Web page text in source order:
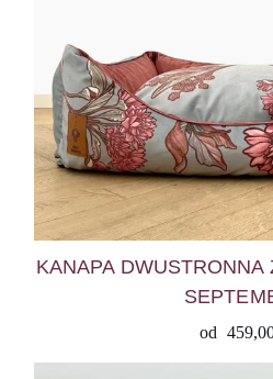
KANAPA
od